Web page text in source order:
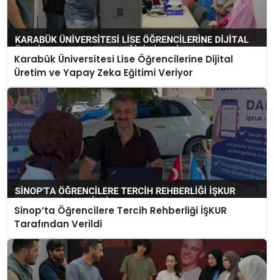
Karabük Üniversitesi Lise Öğrencilerine Dijital
Üretim ve Yapay Zeka Eğitimi Veriyor
Sinop’ta Öğrencilere Tercih Rehberliği İŞKUR
Tarafından Verildi